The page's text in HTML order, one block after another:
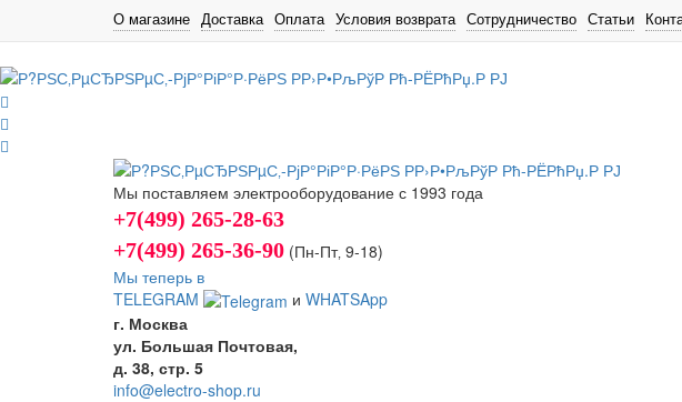
О магазине Доставка Оплата Условия возврата Сотрудничество Статьи
Мы поставляем электрооборудование с 1993 года
+7(499) 265-28-63
+7(499) 265-36-90 (Пн-Пт‚ 9-18)
Мы теперь в
TELEGRAM
и WHATSApp
г. Москва
ул. Большая Почтовая,
д. 38, стр. 5
info@electro-shop.ru